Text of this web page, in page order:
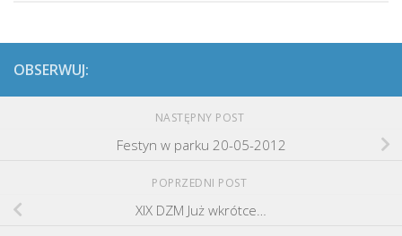
OBSERWUJ:
NASTĘPNY POST
Festyn w parku 20-05-2012
POPRZEDNI POST
XIX DZM Już wkrótce…